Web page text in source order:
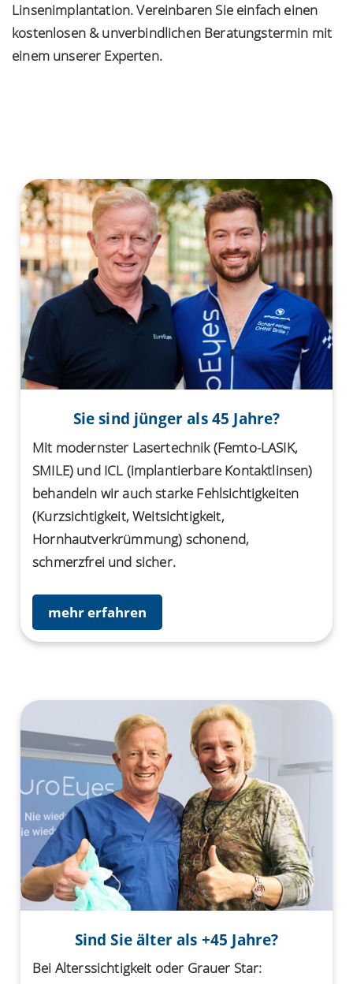
Linsenimplantation. Vereinbaren Sie einfach einen
kostenlosen & unverbindlichen Beratungstermin mit
einem unserer Experten.
Sie sind jünger als 45 Jahre?
Mit modernster Lasertechnik (Femto-LASIK,
SMILE) und ICL (implantierbare Kontaktlinsen)
behandeln wir auch starke Fehlsichtigkeiten
(Kurzsichtigkeit, Weitsichtigkeit,
Hornhautverkrümmung) schonend,
schmerzfrei und sicher.
mehr erfahren
Sind Sie älter als +45 Jahre?
Bei Alterssichtigkeit oder Grauer Star: